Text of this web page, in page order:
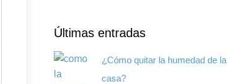
Últimas entradas
¿Cómo quitar la humedad de la
casa?